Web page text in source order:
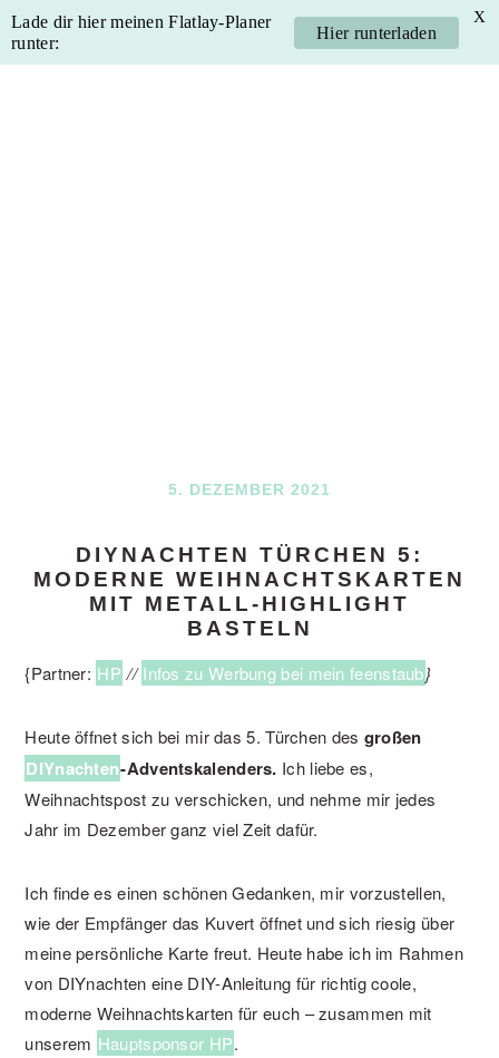
Skip
Skip
Skip
Skip
5. DEZEMBER 2021
DIYNACHTEN TÜRCHEN 5:
MODERNE WEIHNACHTSKARTEN
MIT METALL-HIGHLIGHT
BASTELN
{Partner: HP //Infos zu Werbung bei mein feenstaub}
Heute öffnet sich bei mir das 5. Türchen des großen
DIYnachten-Adventskalenders. Ich liebe es,
Weihnachtspost zu verschicken, und nehme mir jedes
Jahr im Dezember ganz viel Zeit dafür.
Ich finde es einen schönen Gedanken, mir vorzustellen,
wie der Empfänger das Kuvert öffnet und sich riesig über
meine persönliche Karte freut. Heute habe ich im Rahmen
von DIYnachten eine DIY-Anleitung für richtig coole,
moderne Weihnachtskarten für euch – zusammen mit
unserem Hauptsponsor HP.
Lade dir hier meinen Flatlay-Planer
runter:
Hier runterladen
X